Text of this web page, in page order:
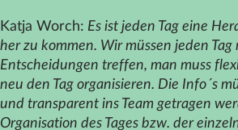
Katja Worch: Es ist jeden Tag eine
her zu kommen. Wir müssen jeden Tag
Entscheidungen treffen, man muss
neu den Tag organisieren. Die Info´s
und transparent ins Team getragen
Organisation des Tages bzw. der